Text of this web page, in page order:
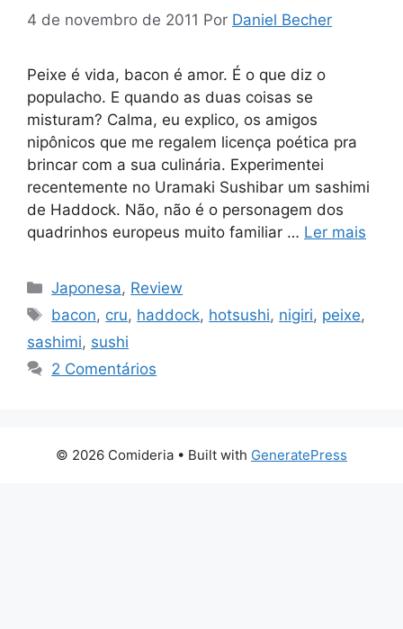
4 de novembro de 2011 Por Daniel Becher
Peixe é vida, bacon é amor. É o que diz o
populacho. E quando as duas coisas se
misturam? Calma, eu explico, os amigos
nipônicos que me regalem licença poética pra
brincar com a sua culinária. Experimentei
recentemente no Uramaki Sushibar um sashimi
de Haddock. Não, não é o personagem dos
quadrinhos europeus muito familiar … Ler mais
Categorias
Japonesa, Review
Tags
bacon, cru, haddock, hotsushi, nigiri, peixe,
sashimi, sushi
2 Comentários
© 2026 Comideria • Built with GeneratePress